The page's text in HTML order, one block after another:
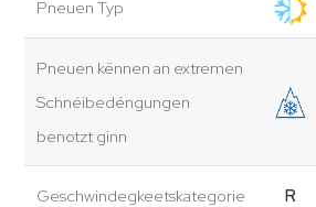
Pneuen Typ
Pneuen kënnen an extremen
Schnéibedéngungen
benotzt ginn
Geschwindegkeetskategorie R